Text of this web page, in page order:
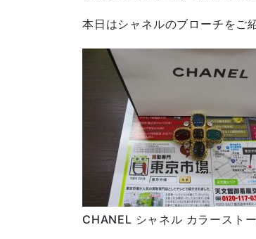
本日はシャネルのブローチをご紹
CHANEL シャネル カラースト